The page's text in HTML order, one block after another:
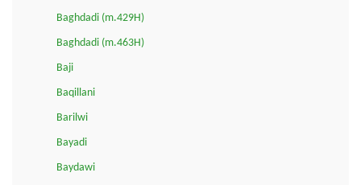
Baghdadi (m.429H)
Baghdadi (m.463H)
Baji
Baqillani
Barilwi
Bayadi
Baydawi